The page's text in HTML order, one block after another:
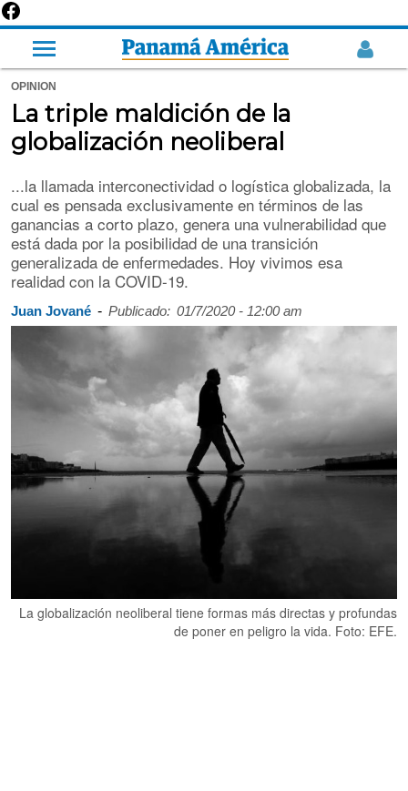
OPINION
La triple maldición de la
globalización neoliberal
...la llamada interconectividad o logística globalizada, la
cual es pensada exclusivamente en términos de las
ganancias a corto plazo, genera una vulnerabilidad que
está dada por la posibilidad de una transición
generalizada de enfermedades. Hoy vivimos esa
realidad con la COVID-19.
Juan Jované - Publicado: 01/7/2020 - 12:00 am
La globalización neoliberal tiene formas más directas y profundas
de poner en peligro la vida. Foto: EFE.